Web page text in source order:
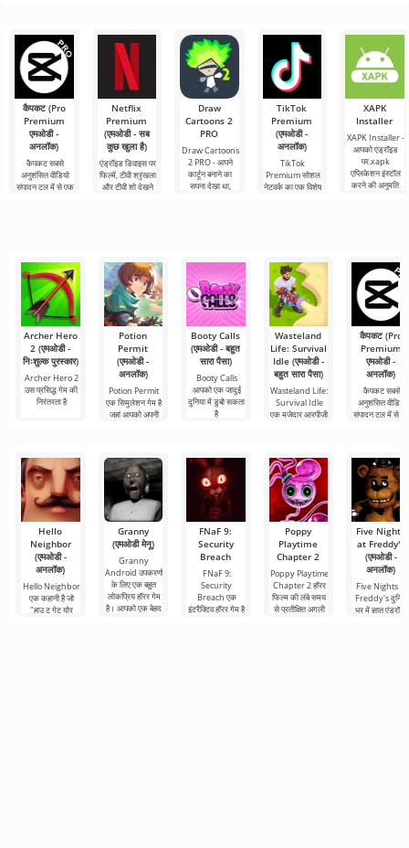
कैपकट (Pro
Premium
एमओडी -
अनलॉक)
कैपकट सबसे
अनुशंसित वीडियो
संपादन टूल में से एक
Netflix
Premium
(एमओडी - सब
कुछ खुला है)
एंड्रॉइड डिवाइस पर
फिल्में, टीवी श्रृंखला
और टीवी शो देखने
Draw
Cartoons 2
PRO
Draw Cartoons
2 PRO - आपने
कार्टून बनाने का
सपना देखा था,
TikTok
Premium
(एमओडी -
अनलॉक)
TikTok
Premium सोशल
नेटवर्क का एक विशेष
XAPK
Installer
XAPK Installer -
आपको एंड्रॉइड
पर.xapk
एप्लिकेशन इंस्टॉल
करने की अनुमति
Archer Hero
2 (एमओडी -
निःशुल्क पुरस्कार)
Archer Hero 2
उस प्रसिद्ध गेम की
निरंतरता है
Potion
Permit
(एमओडी -
अनलॉक)
Potion Permit
एक सिमुलेशन गेम है
जहां आपको अपनी
Booty Calls
(एमओडी - बहुत
सारा पैसा)
Booty Calls
आपको एक जादुई
दुनिया में डुबो सकता
है
Wasteland
Life: Survival
Idle (एमओडी -
बहुत सारा पैसा)
Wasteland Life:
Survival Idle
एक मज़ेदार आरपीजी
कैपकट (Pro
Premium
एमओडी -
अनलॉक)
कैपकट सबसे
अनुशंसित वीडियो
संपादन टूल में से
Hello
Neighbor
(एमओडी -
अनलॉक)
Hello Neighbor
एक कहानी है जो
"हाउ टू गेट योर
Granny
(एमओडी मेनू)
Granny
Android उपकरणों
के लिए एक बहुत
लोकप्रिय हॉरर गेम
है। आपको एक बेहद
FNaF 9:
Security
Breach
FNaF 9:
Security
Breach एक
इंटरैक्टिव हॉरर गेम है
Poppy
Playtime
Chapter 2
Poppy Playtime
Chapter 2 हॉरर
फिल्म की लंबे समय
से प्रतीक्षित अगली
Five Nights
at Freddy's
(एमओडी -
अनलॉक)
Five Nights at
Freddy's दुनिया
भर में ज्ञात एंड्रॉइड